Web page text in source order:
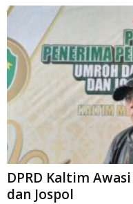
DPRD Kaltim
dan Jospol